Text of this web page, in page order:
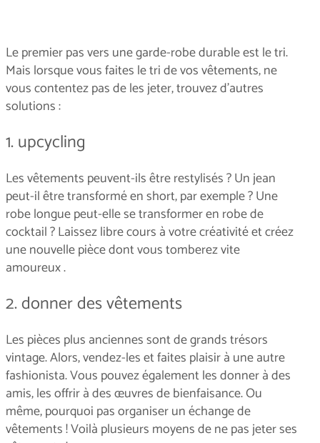
Le premier pas vers une garde-robe durable est le tri.
Mais lorsque vous faites le tri de vos vêtements, ne
vous contentez pas de les jeter, trouvez d'autres
solutions :
1. upcycling
Les vêtements peuvent-ils être restylisés ? Un jean
peut-il être transformé en short, par exemple ? Une
robe longue peut-elle se transformer en robe de
cocktail ? Laissez libre cours à votre créativité et créez
une nouvelle pièce dont vous tomberez vite
amoureux .
2. donner des vêtements
Les pièces plus anciennes sont de grands trésors
vintage. Alors, vendez-les et faites plaisir à une autre
fashionista. Vous pouvez également les donner à des
amis, les offrir à des œuvres de bienfaisance. Ou
même, pourquoi pas organiser un échange de
vêtements ! Voilà plusieurs moyens de ne pas jeter ses